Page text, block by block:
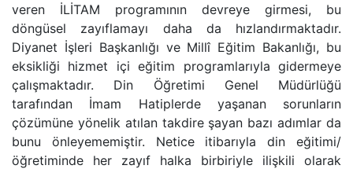
veren İLİTAM programının devreye girmesi, bu
döngüsel zayıflamayı daha da hızlandırmaktadır.
Diyanet İşleri Başkanlığı ve Millî Eğitim Bakanlığı, bu
eksikliği hizmet içi eğitim programlarıyla gidermeye
çalışmaktadır. Din Öğretimi Genel Müdürlüğü
tarafından İmam Hatiplerde yaşanan sorunların
çözümüne yönelik atılan takdire şayan bazı adımlar da
bunu önleyememiştir. Netice itibarıyla din eğitimi/
öğretiminde her zayıf halka birbiriyle ilişkili olarak